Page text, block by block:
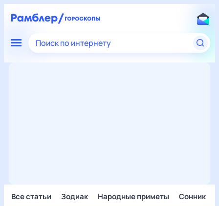
Поиск по интернету
Все статьи Зодиак Народные приметы Сонник